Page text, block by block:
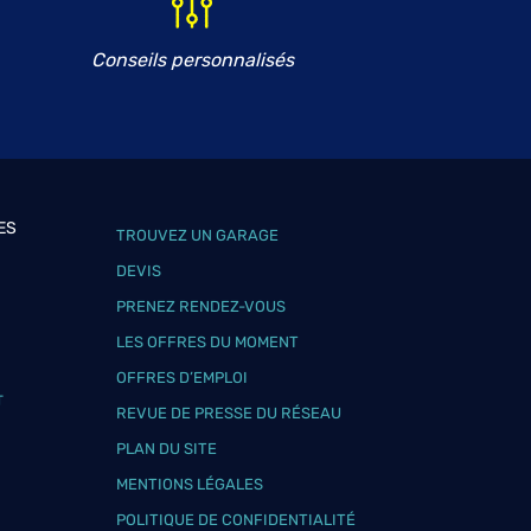
Conseils personnalisés
TROUVEZ UN GARAGE
DEVIS
PRENEZ RENDEZ-VOUS
LES OFFRES DU MOMENT
OFFRES D’EMPLOI
REVUE DE PRESSE DU RÉSEAU
PLAN DU SITE
MENTIONS LÉGALES
POLITIQUE DE CONFIDENTIALITÉ